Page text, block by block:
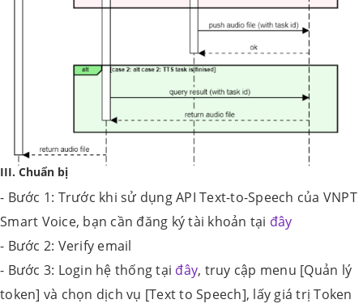
III. Chuẩn bị
- Bước 1: Trước khi sử dụng API Text-to-Speech của VNPT
Smart Voice, bạn cần đăng ký tài khoản tại đây
- Bước 2: Verify email
- Bước 3: Login hệ thống tại đây, truy cập menu [Quản lý
token] và chọn dịch vụ [Text to Speech], lấy giá trị Token